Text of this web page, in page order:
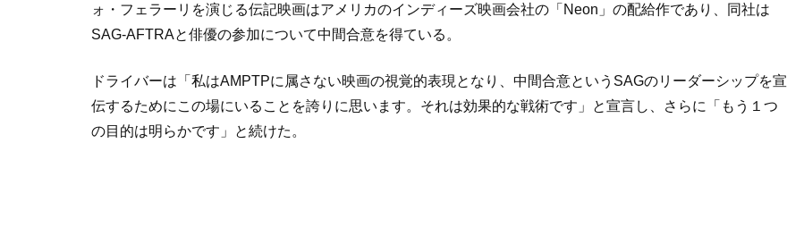
ォ・フェラーリを演じる伝記映画はアメリカのインディーズ映画会社の「 Neon 」の配給作であり、同社は
SAG-AFTRAと俳優の参加について中間合意を得ている。
ドライバーは「私はAMPTPに属さない映画の視覚的表現となり、中間合意という SAGのリーダーシップを宣
伝するためにこの場にいることを誇りに思います。それは効果的な戦術です」と宣言し、さらに「もう１つ
の目的は明らかです」と続けた。